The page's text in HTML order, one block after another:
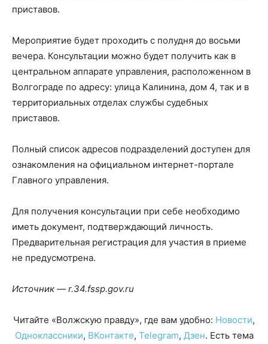
приставов.
Мероприятие будет проходить с полудня до восьми
вечера. Консультации можно будет получить как в
центральном аппарате управления, расположенном в
Волгограде по адресу: улица Калинина, дом 4, так и в
территориальных отделах службы судебных
приставов.
Полный список адресов подразделений доступен для
ознакомления на официальном интернет-портале
Главного управления.
Для получения консультации при себе необходимо
иметь документ, подтверждающий личность.
Предварительная регистрация для участия в приеме
не предусмотрена.
Источник — r.34.fssp.gov.ru
Читайте «Волжскую правду», где вам удобно: Новости,
Одноклассники, ВКонтакте, Telegram, Дзен. Есть тема